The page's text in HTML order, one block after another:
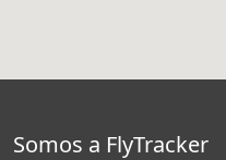
Somos a FlyTracker